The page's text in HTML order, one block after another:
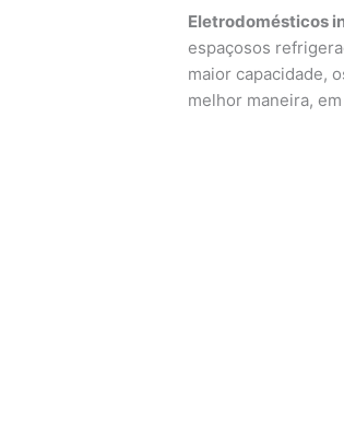
Eletrodomésticos
espaçosos
maior capacidade,
melhor maneira,